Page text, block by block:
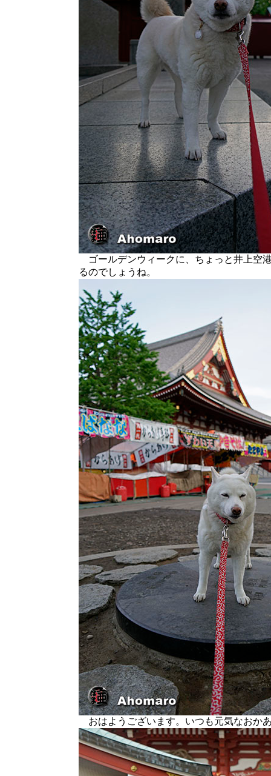
ゴールデンウィークに、ちょっと井上空
るのでしょうね。
おはようございます。いつも元気なおか